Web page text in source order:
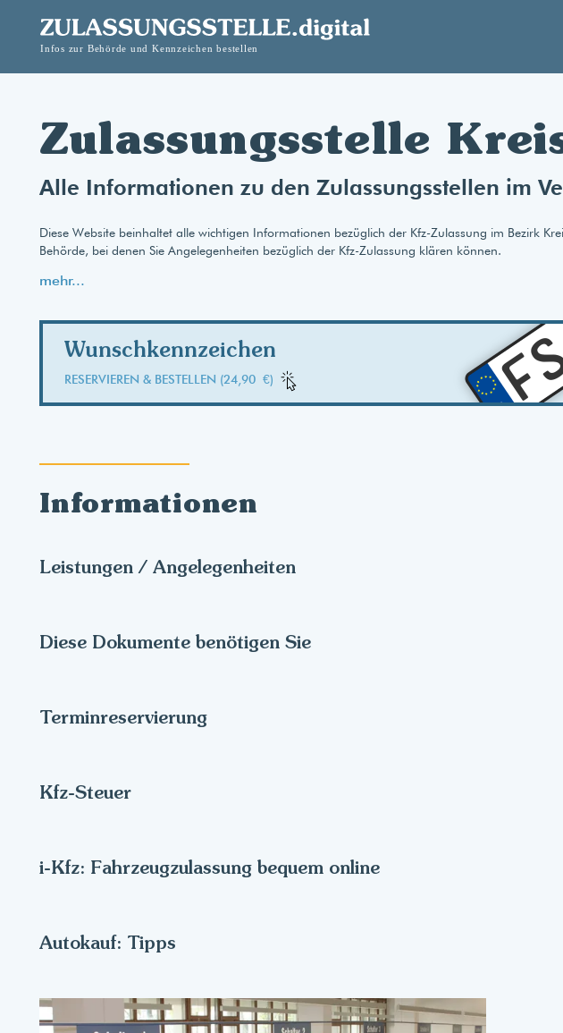
Zulassungsstelle
Alle Informationen zu den Zulassungsstellen im
Diese Website beinhaltet alle wichtigen Informationen bezüglich der Kfz-Zulassung im Bezirk
Behörde, bei denen Sie Angelegenheiten bezüglich der Kfz-Zulassung klären können.
mehr...
Wunschkennzeichen
RESERVIEREN & BESTELLEN (24,90 €)
Informationen
Leistungen / Angelegenheiten
Diese Dokumente benötigen Sie
Terminreservierung
Kfz-Steuer
i-Kfz: Fahrzeugzulassung bequem online
Autokauf: Tipps